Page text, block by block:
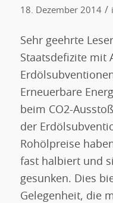
18. Dezember 2014 /
Sehr geehrte
Staatsdefizite mit
Erneuerbare
beim CO2-
der
Rohölpreise
fast halbiert und
gesunken. Dies
Gelegenheit, die